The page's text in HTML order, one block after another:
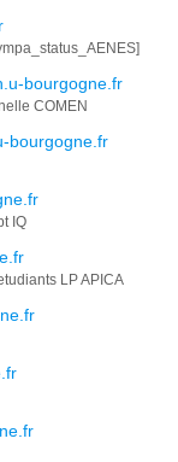
bourgogne.fr
COMEN
bourgogne.fr
IQ
LP APICA